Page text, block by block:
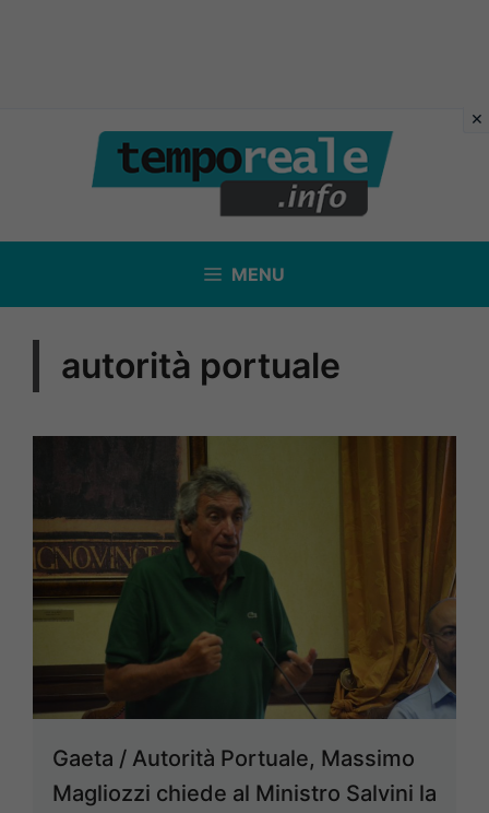
contenuto
MENU
autorità portuale
Gaeta / Autorità Portuale, Massimo
Magliozzi chiede al Ministro Salvini la